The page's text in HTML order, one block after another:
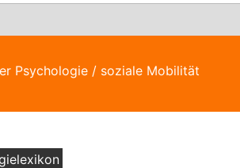
Psychologie / soziale Mobilität